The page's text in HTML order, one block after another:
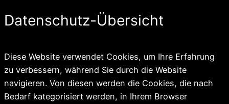
Datenschutz-Übersicht
Diese Website verwendet Cookies, um Ihre Erfahrung
zu verbessern, während Sie durch die Website
navigieren. Von diesen werden die Cookies, die nach
Bedarf kategorisiert werden, in Ihrem Browser